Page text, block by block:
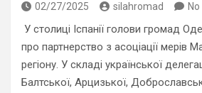
02/27/2025 silahromad
У столиці Іспанії голови громад
про партнерство з асоціації мерів
регіону. У складі української
Балтської, Арцизької,